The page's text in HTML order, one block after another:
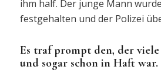
ihm half. Der junge Mann
festgehalten und der Polizei
Es traf prompt den, der
und sogar schon in Haft war.